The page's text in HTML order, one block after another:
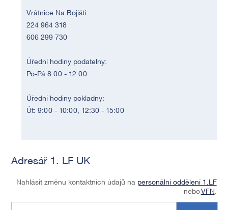
Vrátnice Na Bojišti:
224 964 318
606 299 730
Úřední hodiny podatelny:
Po-Pá 8:00 - 12:00
Úřední hodiny pokladny:
Út: 9:00 - 10:00, 12:30 - 15:00
Adresář 1. LF UK
Nahlásit změnu kontaktních údajů na personální oddělení 1.LF
neboVFN .